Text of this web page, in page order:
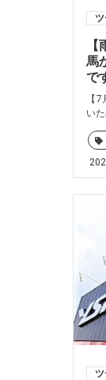
馬
で
【
い